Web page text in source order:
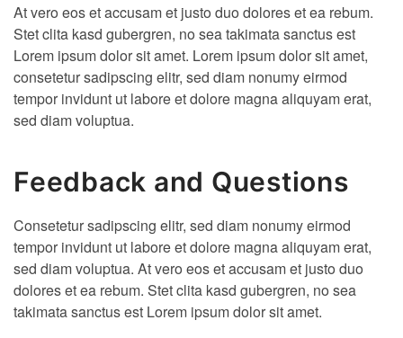
At vero eos et accusam et justo duo dolores et ea rebum.
Stet clita kasd gubergren, no sea takimata sanctus est
Lorem ipsum dolor sit amet. Lorem ipsum dolor sit amet,
consetetur sadipscing elitr, sed diam nonumy eirmod
tempor invidunt ut labore et dolore magna aliquyam erat,
sed diam voluptua.
Feedback and Questions
Consetetur sadipscing elitr, sed diam nonumy eirmod
tempor invidunt ut labore et dolore magna aliquyam erat,
sed diam voluptua. At vero eos et accusam et justo duo
dolores et ea rebum. Stet clita kasd gubergren, no sea
takimata sanctus est Lorem ipsum dolor sit amet.